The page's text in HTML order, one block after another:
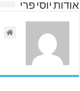
אודות יוסי פרי